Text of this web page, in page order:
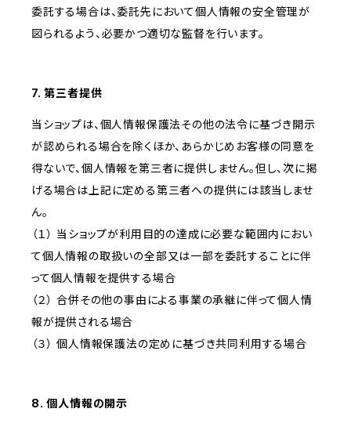
委託する場合は、委託先において個人情報の安全管理が
図られるよう、必要かつ適切な監督を行います。
7. 第三者提供
当ショップは、個人情報保護法その他の法令に基づき開示
が認められる場合を除くほか、あらかじめお客様の同意を
得ないで、個人情報を第三者に提供しません。但し、次に掲
げる場合は上記に定める第三者への提供には該当しませ
ん。
（１） 当ショップが利用目的の達成に必要な範囲内におい
て個人情報の取扱いの全部又は一部を委託することに伴
って個人情報を提供する場合
（２） 合併その他の事由による事業の承継に伴って個人情
報が提供される場合
（３） 個人情報保護法の定めに基づき共同利用する場合
8. 個人情報の開示